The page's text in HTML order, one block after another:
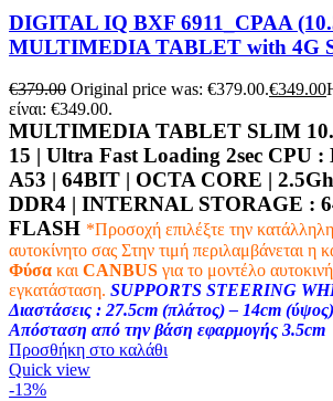
DIGITAL IQ BXF 6911_CPAA
MULTIMEDIA TABLET with 4G
€379.00 Original price was: €379.00.€349.00
είναι: €349.00.
MULTIMEDIA TABLET SLIM
15 | Ultra Fast Loading 2sec CPU :
A53 | 64BIT | OCTA CORE |
DDR4 | INTERNAL STORAGE :
FLASH *Προσοχή επιλέξτε την
αυτοκίνητο σας Στην τιμή περιλαμβάνεται η
Φύσα και CANBUS για το μοντέλο
εγκατάσταση. SUPPORTS STEERING
Διαστάσεις : 27.5cm (πλάτος) – 14cm
Απόσταση από την βάση εφαρμογής 3.5cm
Προσθήκη στο καλάθι
Quick view
-13%